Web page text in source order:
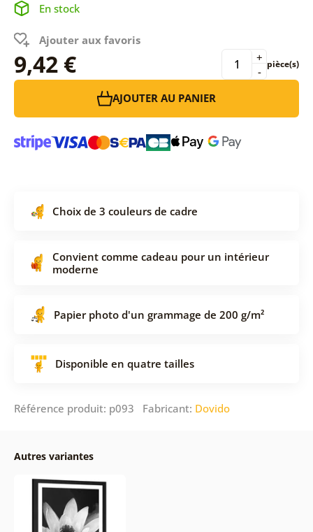
En stock
Ajouter aux favoris
9,42 € -
+ pièce(s)
AJOUTER AU PANIER
Choix de 3 couleurs de cadre
Convient comme cadeau pour un intérieur
moderne
Papier photo d'un grammage de 200 g/m²
Disponible en quatre tailles
Référence produit: p093 Fabricant: Dovido
Autres variantes